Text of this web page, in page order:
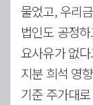
물었고, 우리
법인도 공정
요사유가 없
지분 희석 영
기준 주가대